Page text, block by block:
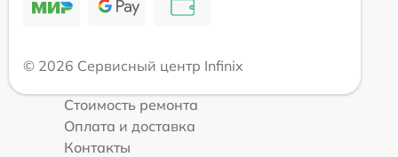
© 2026 Сервисный центр Infinix
Стоимость ремонта
Оплата и доставка
Контакты